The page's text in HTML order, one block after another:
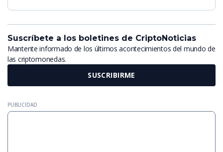
Suscríbete a los boletines de CriptoNoticias
Mantente informado de los últimos acontecimientos del mundo de
las criptomonedas.
SUSCRIBIRME
PUBLICIDAD